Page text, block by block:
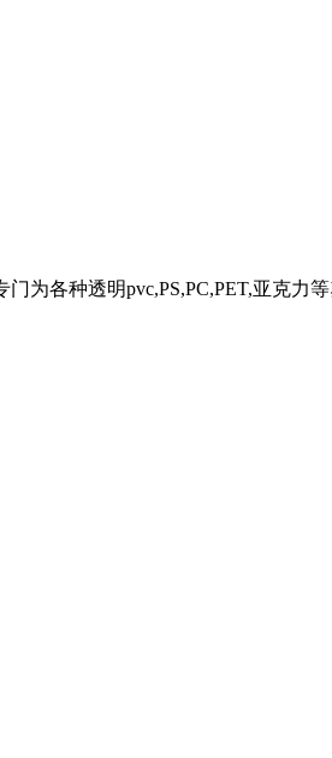
为各种透明pvc,PS,PC,PET,亚克力